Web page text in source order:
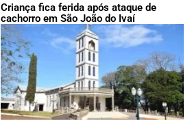
Criança fica ferida após ataque de
cachorro em São João do Ivaí